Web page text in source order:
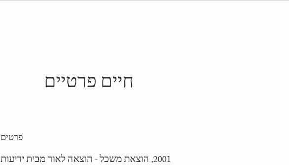
חיים פרטיים
פרטים
2001, הוצאת משכל - הוצאה לאור מבית ידיעות